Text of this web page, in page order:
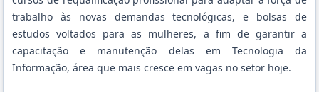
trabalho às novas demandas tecnológicas, e bolsas de
estudos voltados para as mulheres, a fim de garantir a
capacitação e manutenção delas em Tecnologia da
Informação, área que mais cresce em vagas no setor hoje.